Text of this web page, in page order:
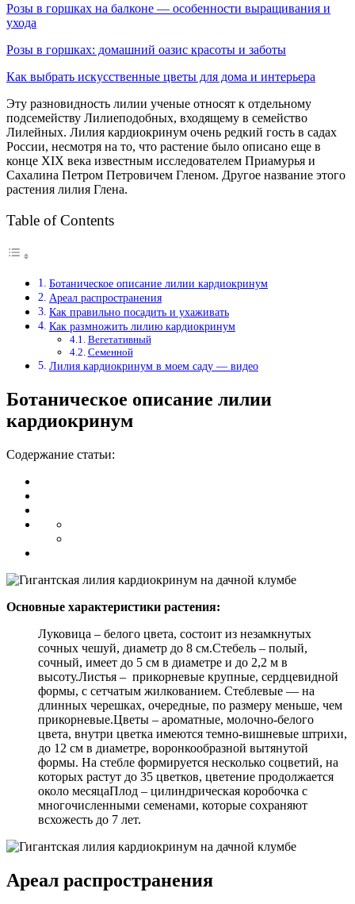
Розы в горшках на балконе — особенности выращивания и
ухода
Розы в горшках: домашний оазис красоты и заботы
Как выбрать искусственные цветы для дома и интерьера
Эту разновидность лилии ученые относят к отдельному
подсемейству Лилиеподобных, входящему в семейство
Лилейных. Лилия кардиокринум очень редкий гость в садах
России, несмотря на то, что растение было описано еще в
конце ХΙХ века известным исследователем Приамурья и
Сахалина Петром Петровичем Гленом. Другое название этого
растения лилия Глена.
Table of Contents
Ботаническое описание лилии кардиокринум
Ареал распространения
Как правильно посадить и ухаживать
Как размножить лилию кардиокринум
Вегетативный
Семенной
Лилия кардиокринум в моем саду — видео
Ботаническое описание лилии
кардиокринум
Содержание статьи:
Основные характеристики растения:
Луковица – белого цвета, состоит из незамкнутых
сочных чешуй, диаметр до 8 см.Стебель – полый,
сочный, имеет до 5 см в диаметре и до 2,2 м в
высоту.Листья – прикорневые крупные, сердцевидной
формы, с сетчатым жилкованием. Стеблевые — на
длинных черешках, очередные, по размеру меньше, чем
прикорневые.Цветы – ароматные, молочно-белого
цвета, внутри цветка имеются темно-вишневые штрихи,
до 12 см в диаметре, воронкообразной вытянутой
формы. На стебле формируется несколько соцветий, на
которых растут до 35 цветков, цветение продолжается
около месяцаПлод – цилиндрическая коробочка с
многочисленными семенами, которые сохраняют
всхожесть до 7 лет.
Ареал распространения